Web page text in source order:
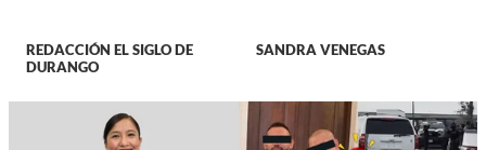
REDACCIÓN EL SIGLO DE
DURANGO
SANDRA VENEGAS